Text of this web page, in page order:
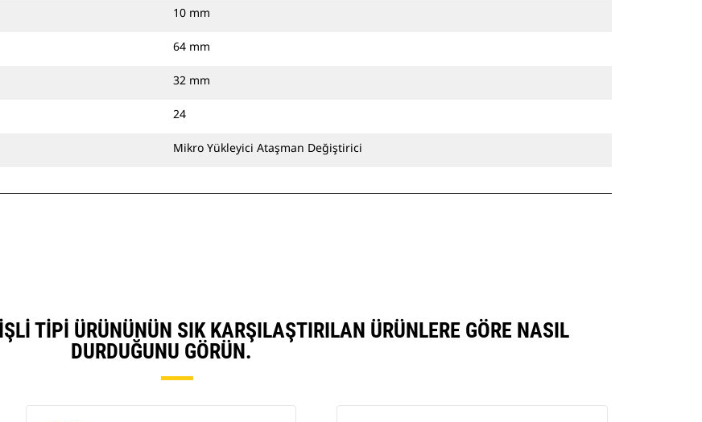
10 mm
64 mm
32 mm
24
Mikro Yükleyici Ataşman Değiştirici
TIPI ÜRÜNÜNÜN SIK KARŞILAŞTIRILAN ÜRÜNLERE GÖRE NASIL
DURDUĞUNU GÖRÜN.